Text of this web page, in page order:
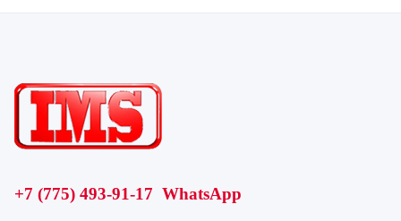
+7 (775) 493-91-17 WhatsApp